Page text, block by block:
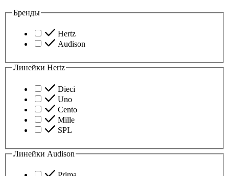
Бренды
Hertz
Audison
Линейки Hertz
Dieci
Uno
Cento
Mille
SPL
Линейки Audison